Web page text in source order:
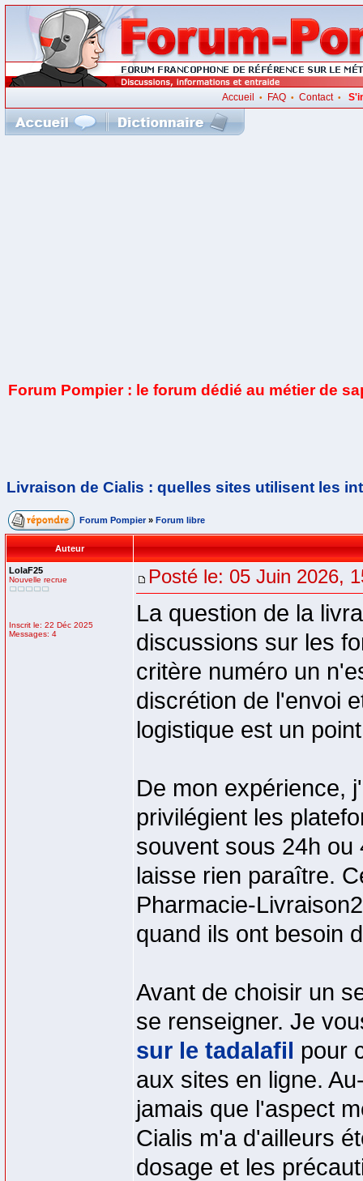
Accueil • FAQ• Contact•
Forum Pompier : le forum dédié au métier de
Livraison de Cialis : quelles sites utilisent les
Forum Pompier » Forum libre
Auteur
LolaF25
Nouvelle recrue
Inscrit le: 22 Déc 2025
Messages: 4
Posté le: 05 Juin 2026,
La question de la
discussions sur les
critère numéro un
discrétion de l'envoi
logistique est un
De mon expérience,
privilégient les
souvent sous 24h ou
laisse rien paraître.
Pharmacie-
quand ils ont besoin
Avant de choisir un
se renseigner. Je
sur le tadalafil pour
aux sites en ligne.
jamais que l'aspect
Cialis m'a d'ailleurs
dosage et les